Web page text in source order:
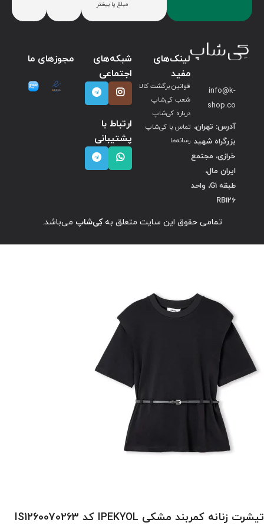
مبلغ یا بیشتر
info@k-
shop.co
آدرس: تهران،
بزرگراه شهید
خرازی، مجتمع
ایران مال،
طبقه G1، واحد
RB126
لینک‌های
مفید
قوانین برگشت کالا
شعب کی‌شاپ
درباره کی‌شاپ
تماس با کی‌شاپ
رسانه‌ها
شبکه‌های
اجتماعی
ارتباط با
پشتیبانی
مجوزهای ما
تمامی حقوق این سایت متعلق بهکِی‌شاپ می‌باشد.
تیشرت زنانه کمربند مشکی IPEKYOL کد IS1260070263